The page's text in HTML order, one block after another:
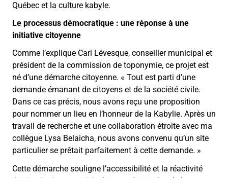
Québec et la culture kabyle.
Le processus démocratique : une réponse à une
initiative citoyenne
Comme l’explique Carl Lévesque, conseiller municipal et
président de la commission de toponymie, ce projet est
né d’une démarche citoyenne. « Tout est parti d’une
demande émanant de citoyens et de la société civile.
Dans ce cas précis, nous avons reçu une proposition
pour nommer un lieu en l’honneur de la Kabylie. Après un
travail de recherche et une collaboration étroite avec ma
collègue Lysa Belaicha, nous avons convenu qu’un site
particulier se prêtait parfaitement à cette demande. »
Cette démarche souligne l’accessibilité et la réactivité